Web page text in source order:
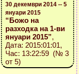
30 декември 2014 -- 5
януари 2015
“Божо на
разходка на 1-ви
януари 2015”,
Дата: 2015:01:01,
Час: 13:22:59 (№ 3
от 5)